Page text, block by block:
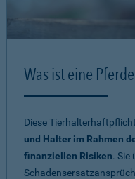
Was ist eine
Diese
und Halter im Rahmen
finanziellen Risiken. Sie